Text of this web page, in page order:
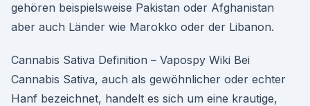
gehören beispielsweise Pakistan oder Afghanistan
aber auch Länder wie Marokko oder der Libanon.
Cannabis Sativa Definition – Vapospy Wiki Bei
Cannabis Sativa, auch als gewöhnlicher oder echter
Hanf bezeichnet, handelt es sich um eine krautige,